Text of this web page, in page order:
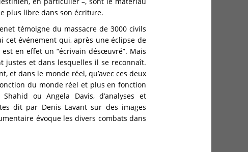
plus libre dans son écriture.
témoigne du massacre de 3000 civils
cet événement qui, après une éclipse de
est en effet un “écrivain désœuvré”. Mais
justes et dans lesquelles il se reconnaît.
et dans le monde réel, qu’avec ces deux
du monde réel et plus en fonction
ou Angela Davis, d’analyses et
dit par Denis Lavant sur des images
évoque les divers combats dans